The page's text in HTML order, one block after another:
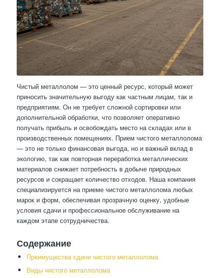
Чистый металлолом — это ценный ресурс, который может
приносить значительную выгоду как частным лицам, так и
предприятиям. Он не требует сложной сортировки или
дополнительной обработки, что позволяет оперативно
получать прибыль и освобождать место на складах или в
производственных помещениях. Прием чистого металлолома
— это не только финансовая выгода, но и важный вклад в
экологию, так как повторная переработка металлических
материалов снижает потребность в добыче природных
ресурсов и сокращает количество отходов. Наша компания
специализируется на приеме чистого металлолома любых
марок и форм, обеспечивая прозрачную оценку, удобные
условия сдачи и профессиональное обслуживание на
каждом этапе сотрудничества.
Содержание
Преимущества сдачи чистого металлолома
Виды чистого металлолома